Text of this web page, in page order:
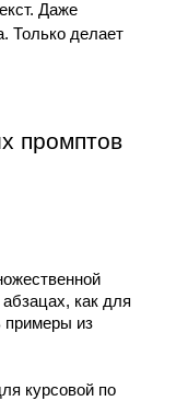
Даже
Только делает
промптов
как для
примеры из